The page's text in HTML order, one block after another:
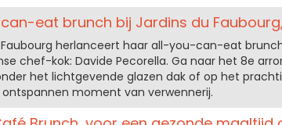
eat brunch bij Jardins du
Faubourg herlanceert haar all-you-can-eat
chef-kok: Davide Pecorella. Ga naar het 8e
het lichtgevende glazen dak of op het
moment van verwennerij.